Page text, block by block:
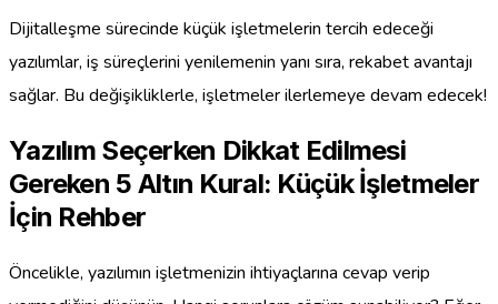
Dijitalleşme sürecinde küçük işletmelerin tercih edeceği
yazılımlar, iş süreçlerini yenilemenin yanı sıra, rekabet avantajı
sağlar. Bu değişikliklerle, işletmeler ilerlemeye devam edecek!
Yazılım Seçerken Dikkat Edilmesi
Gereken 5 Altın Kural: Küçük İşletmeler
İçin Rehber
Öncelikle, yazılımın işletmenizin ihtiyaçlarına cevap verip